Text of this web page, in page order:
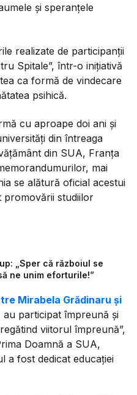
și speranțele
realizate de participanții
Spitale”, într-o inițiativă
ca formă de vindecare
psihică.
cu aproape doi ani și
din întreaga
din SUA, Franța
mai
se alătură oficial acestui
promovării studiilor
„Sper că războiul se
ne unim eforturile!”
Mirabela Grădinaru și
au participat împreună și
viitorul împreună”,
Doamnă a SUA,
a fost dedicat educației